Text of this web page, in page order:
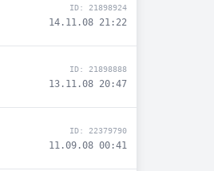
ID: 21898924
14.11.08 21:22
ID: 21898888
13.11.08 20:47
ID: 22379790
11.09.08 00:41